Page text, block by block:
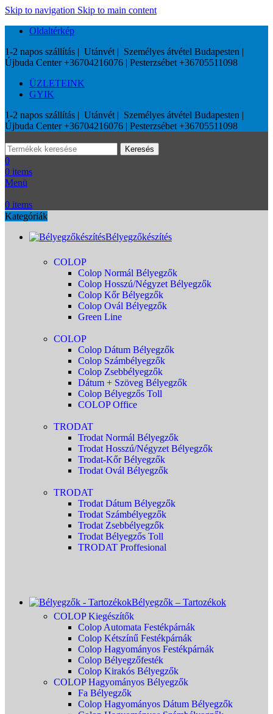
Skip to navigation Skip to main content
Oldaltérkép
1-2 napos szállítás | Utánvét | Személyes átvétel Budapesten |
Újbuda Center +36704216076 | Pesterzsébet +36705511098
ÜZLETEINK
GYIK
1-2 napos szállítás | Utánvét | Személyes átvétel Budapesten |
Újbuda Center +36704216076 | Pesterzsébet +36705511098
Keresés
0
0 items
Menü
0 items
Kategóriák
Bélyegzőkészítés
COLOP
Colop Normál Bélyegzők
Colop Hosszú/Négyzet Bélyegzők
Colop Kőr Bélyegzők
Colop Ovál Bélyegzők
Green Line
COLOP
Colop Dátum Bélyegzők
Colop Számbélyegzők
Colop Zsebbélyegzők
Dátum + Szöveg Bélyegzők
Colop Bélyegzős Toll
COLOP Office
TRODAT
Trodat Normál Bélyegzők
Trodat Hosszú/Négyzet Bélyegzők
Trodat-Kőr Bélyegzők
Trodat Ovál Bélyegzők
TRODAT
Trodat Dátum Bélyegzők
Trodat Számbélyegzők
Trodat Zsebbélyegzők
Trodat Bélyegzős Toll
TRODAT Proffesional
Bélyegzők – Tartozékok
COLOP Kiegészítők
Colop Automata Festékpárnák
Colop Kétszínű Festékpárnák
Colop Hagyományos Festékpárnák
Colop Bélyegzőfesték
Colop Kirakós Bélyegzők
COLOP Hagyományos Bélyegzők
Fa Bélyegzők
Colop Hagyományos Dátum Bélyegzők